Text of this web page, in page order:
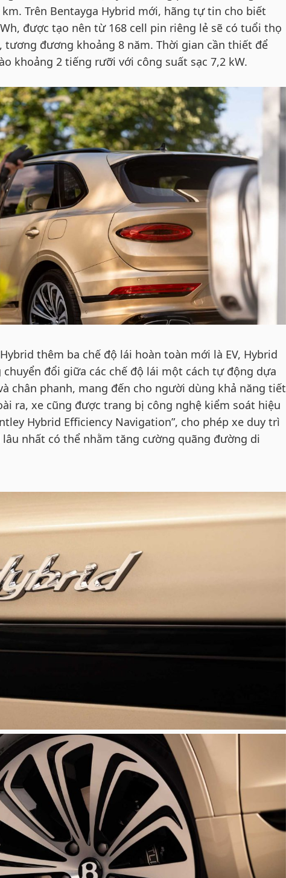
Trên Bentayga Hybrid mới, hãng tự tin cho biết
được tạo nên từ 168 cell pin riêng lẻ sẽ có tuổi thọ
tương đương khoảng 8 năm. Thời gian cần thiết để
khoảng 2 tiếng rưỡi với công suất sạc 7,2 kW.
thêm ba chế độ lái hoàn toàn mới là EV, Hybrid
chuyển đổi giữa các chế độ lái một cách tự động dựa
chân phanh, mang đến cho người dùng khả năng tiết
ra, xe cũng được trang bị công nghệ kiểm soát hiệu
Hybrid Efficiency Navigation”, cho phép xe duy trì
lâu nhất có thể nhằm tăng cường quãng đường di